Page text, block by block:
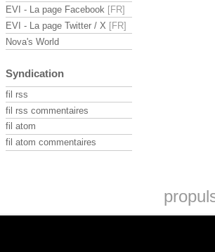
EVI - La page Facebook
EVI - La page Twitter / X
Nova's World
Syndication
fil rss
fil rss commentaires
fil atom
fil atom commentaires